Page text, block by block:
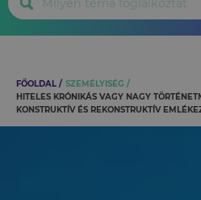
FŐOLDAL
SZEMÉLYISÉG
HITELES KRÓNIKÁS VAGY NAGY
KONSTRUKTÍV ÉS REKONSTRUKTÍV